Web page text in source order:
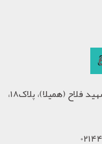
آدرس شرکت: تهران، پونک، خیابان شهید فلاح (همیلا)، پلاک18،